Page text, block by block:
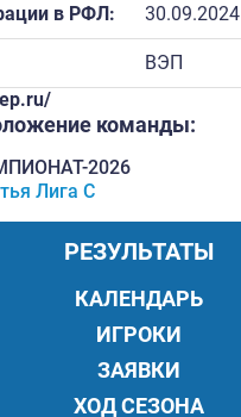
в РФЛ: 30.09.2024
ВЭП
команды:
2026
Лига C
РЕЗУЛЬТАТЫ
КАЛЕНДАРЬ
ИГРОКИ
ЗАЯВКИ
ХОД СЕЗОНА